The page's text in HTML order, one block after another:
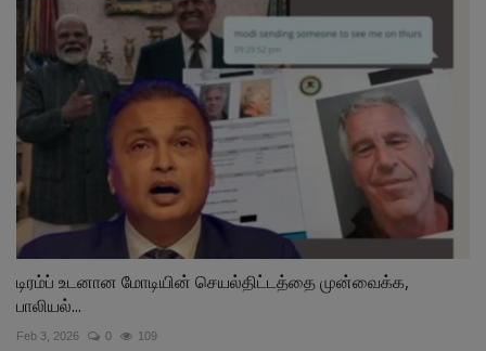
டிரம்ப் உடனான மோடியின் செயல்திட்டத்தை முன்வைக்க,
பாலியல்...
Feb 3, 2026 0 109